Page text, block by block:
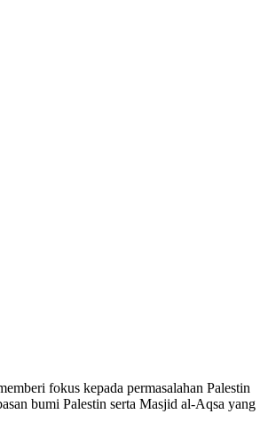
fokus kepada permasalahan Palestin
bumi Palestin serta Masjid al-Aqsa yang